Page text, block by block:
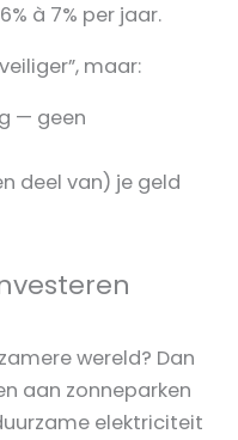
à 7% per jaar.
maar:
— geen
deel van) je geld
wereld? Dan
aan zonneparken
elektriciteit